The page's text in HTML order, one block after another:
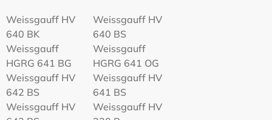
Weissgauff HV
640 BK
Weissgauff HV
640 BS
Weissgauff
HGRG 641 BG
Weissgauff
HGRG 641 OG
Weissgauff HV
642 BS
Weissgauff HV
641 BS
Weissgauff HV
Weissgauff HV